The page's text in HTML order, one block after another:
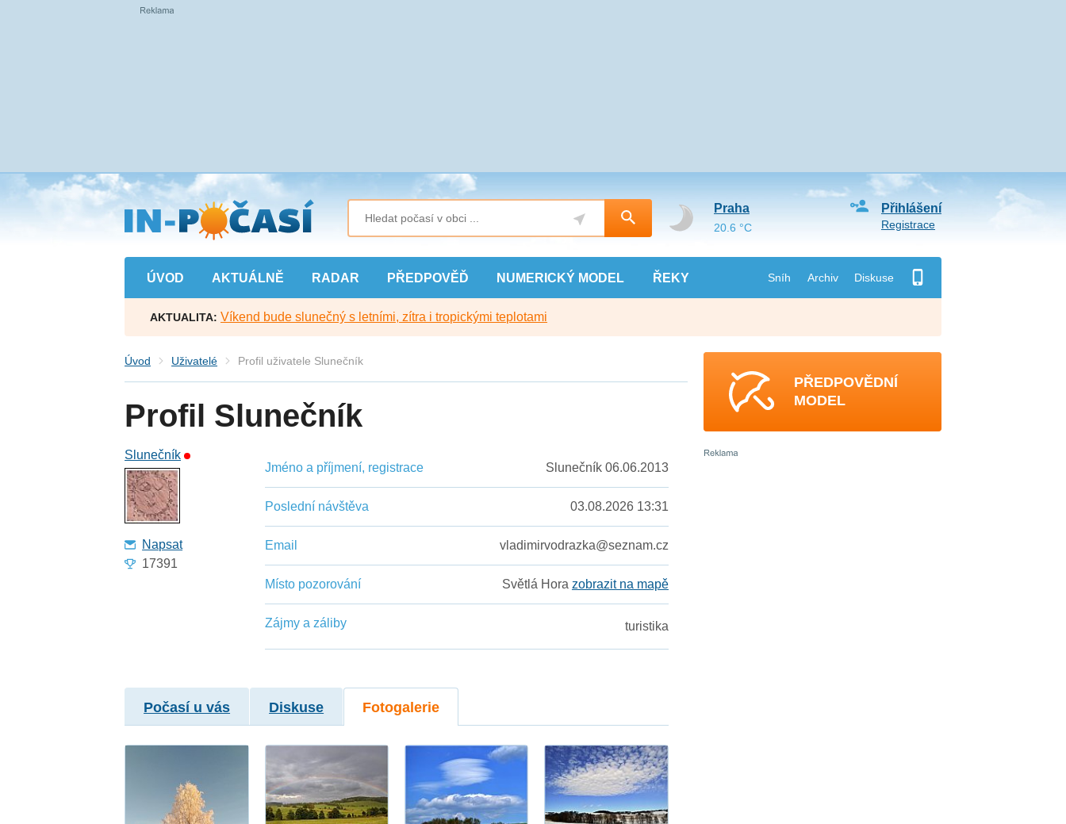
Přejít
na
hlavní
obsah
ÚVOD AKTUÁLNĚ RADAR PŘEDPOVĚĎ NUMERICKÝ MODEL ŘEKY Sníh Archiv Diskuse
Přihlášení
Registrace
Praha
20.6 °C
AKTUALITA: Víkend bude slunečný s letními, zítra i tropickými teplotami
Úvod Uživatelé Profil uživatele Slunečník
Profil Slunečník
Slunečník
Napsat
17391
Jméno a příjmení, registrace Slunečník 06.06.2013
Poslední návštěva 03.08.2026 13:31
Email vladimirvodrazka@seznam.cz
Místo pozorování Světlá Hora zobrazit na mapě
Zájmy a záliby turistika
Počasí u vás Diskuse Fotogalerie
PŘEDPOVĚDNÍ
MODEL